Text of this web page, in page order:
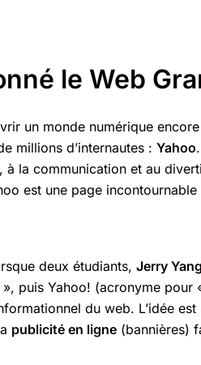
le Web
un monde numérique
millions d’internautes : Yahoo
à la communication et au
est une page incontournable
deux étudiants, Jerry
puis Yahoo! (acronyme
du web. L’idée
publicité en ligne (bannières)